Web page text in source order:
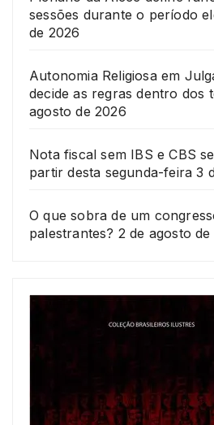
sessões durante o período
de 2026
Autonomia Religiosa em
decide as regras dentro dos
agosto de 2026
Nota fiscal sem IBS e CBS
partir desta segunda-feira 3
O que sobra de um
palestrantes? 2 de agosto de